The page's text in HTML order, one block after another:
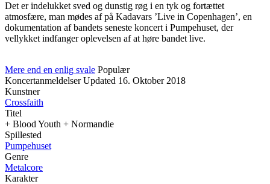
Det er indelukket sved og dunstig røg i en tyk og fortættet
atmosfære, man mødes af på Kadavars ’Live in Copenhagen’, en
dokumentation af bandets seneste koncert i Pumpehuset, der
vellykket indfanger oplevelsen af at høre bandet live.
Mere end en enlig svale Populær
Koncertanmeldelser Updated 16. Oktober 2018
Kunstner
Crossfaith
Titel
+ Blood Youth + Normandie
Spillested
Pumpehuset
Genre
Metalcore
Karakter